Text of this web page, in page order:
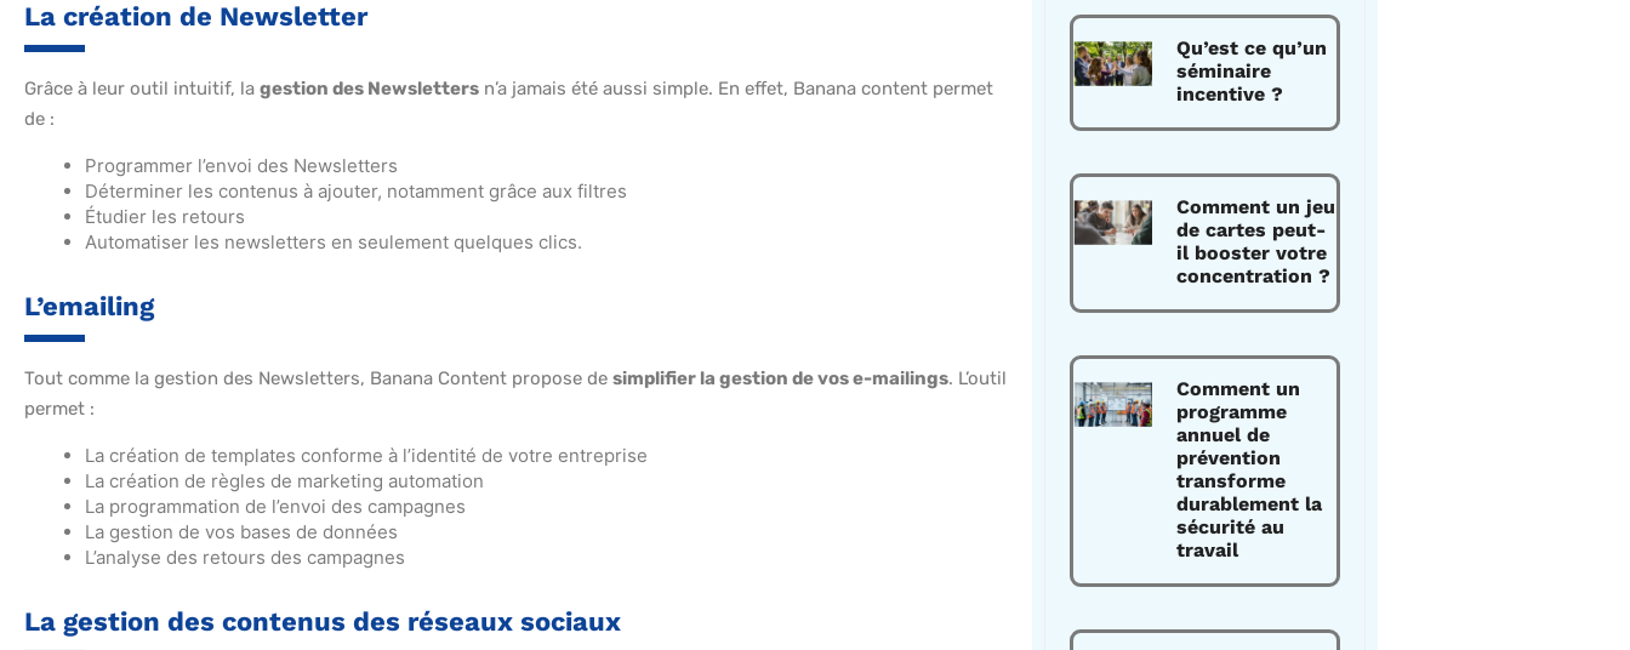
La création de Newsletter
Grâce à leur outil intuitif, la gestion des Newsletters n’a jamais été aussi simple. En effet, Banana content permet
de :
Programmer l’envoi des Newsletters
Déterminer les contenus à ajouter, notamment grâce aux filtres
Étudier les retours
Automatiser les newsletters en seulement quelques clics.
L’emailing
Tout comme la gestion des Newsletters, Banana Content propose de simplifier la gestion de vos e-mailings. L’outil
permet :
La création de templates conforme à l’identité de votre entreprise
La création de règles de marketing automation
La programmation de l’envoi des campagnes
La gestion de vos bases de données
L’analyse des retours des campagnes
La gestion des contenus des réseaux sociaux
Qu’est ce qu’un
séminaire
incentive ?
Comment un jeu
de cartes peut-
il booster votre
concentration ?
Comment un
programme
annuel de
prévention
transforme
durablement la
sécurité au
travail